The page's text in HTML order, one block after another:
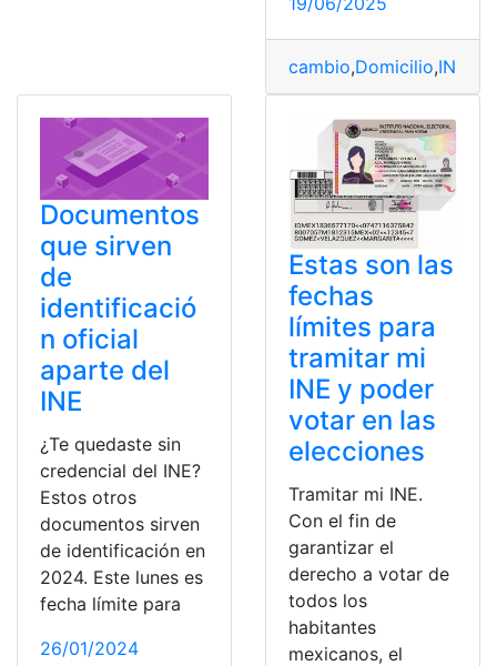
cambio,Domicilio,INE
Documentos
que sirven
de
identificació
n oficial
aparte del
INE
¿Te quedaste sin
credencial del INE?
Estos otros
documentos sirven
de identificación en
2024. Este lunes es
fecha límite para
26/01/2024
Estas son las
fechas
límites para
tramitar mi
INE y poder
votar en las
elecciones
Tramitar mi INE.
Con el fin de
garantizar el
derecho a votar de
todos los
habitantes
mexicanos, el